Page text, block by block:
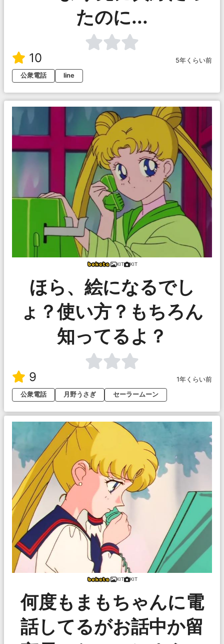
たのに...
10
5年くらい前
公衆電話
line
KIT KIT
ほら、絵になるでし
ょ？使い方？もちろん
知ってるよ？
9
1年くらい前
公衆電話
月野うさぎ セーラームーン
KIT KIT
何度もまもちゃんに電
話してるがお話中か留